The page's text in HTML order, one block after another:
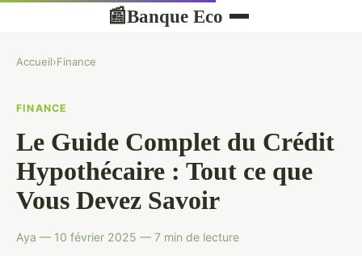
📰Banque Eco
Accueil›Finance
FINANCE
Le Guide Complet du Crédit
Hypothécaire : Tout ce que
Vous Devez Savoir
Aya — 10 février 2025 — 7 min de lecture